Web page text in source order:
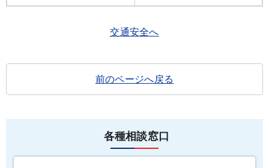
交通安全へ
前のページへ戻る
各種相談窓口